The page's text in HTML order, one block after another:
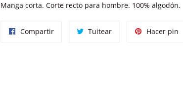
Manga corta. Corte recto para hombre. 100% algodón.
CompartirCompartir TuitearTuitear
Hacer pin